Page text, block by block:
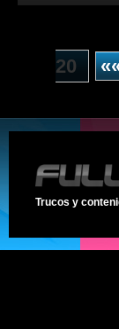
20
Trucos y